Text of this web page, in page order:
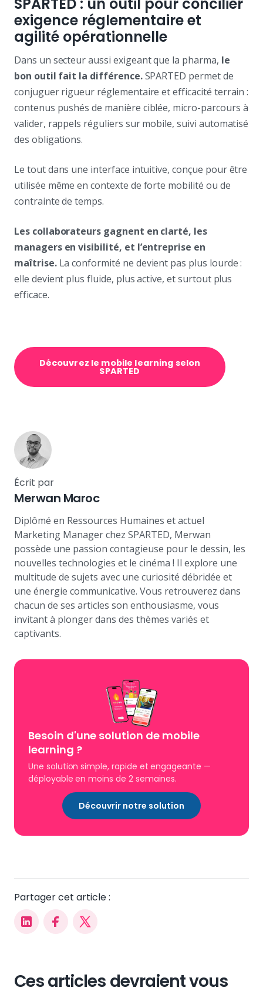
Partager cet article :
exigence réglementaire et
agilité opérationnelle
Dans un secteur aussi exigeant que la pharma, le
bon outil fait la différence.SPARTED permet de
conjuguer rigueur réglementaire et efficacité terrain :
contenus pushés de manière ciblée, micro-parcours à
valider, rappels réguliers sur mobile, suivi automatisé
des obligations.
Le tout dans une interface intuitive, conçue pour être
utilisée même en contexte de forte mobilité ou de
contrainte de temps.
Les collaborateurs gagnent en clarté, les
managers en visibilité, et l’entreprise en
maîtrise.La conformité ne devient pas plus lourde :
elle devient plus fluide, plus active, et surtout plus
efficace.
Découvrez le mobile learning selon
SPARTED
Écrit par
Merwan Maroc
Diplômé en Ressources Humaines et actuel
Marketing Manager chez SPARTED, Merwan
possède une passion contagieuse pour le dessin, les
nouvelles technologies et le cinéma ! Il explore une
multitude de sujets avec une curiosité débridée et
une énergie communicative. Vous retrouverez dans
chacun de ses articles son enthousiasme, vous
invitant à plonger dans des thèmes variés et
captivants.
Besoin d'une solution de mobile
learning ?
Une solution simple, rapide et engageante —
déployable en moins de 2 semaines.
Découvrir notre solution
Ces articles devraient vous